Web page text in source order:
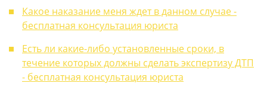
Какое наказание меня ждет в данном случае -
бесплатная консультация юриста
Есть ли какие-либо установленные сроки, в
течение которых должны сделать экспертизу ДТП
- бесплатная консультация юриста